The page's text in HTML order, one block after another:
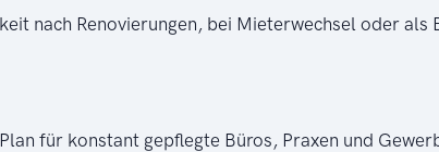
nach Renovierungen, bei Mieterwechsel oder als
für konstant gepflegte Büros, Praxen und